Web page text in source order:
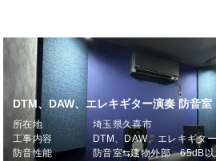
DTM、DAW、エレキギター演奏 防音室
所在地
埼玉県久喜市
工事内容
DTM、DAW、エレキギタ
防音性能
防音室⇆建物外部 65dB以